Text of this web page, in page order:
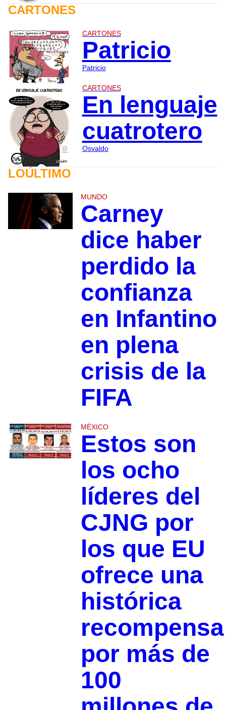
CARTONES
CARTONES
Patricio
Patricio
CARTONES
En lenguaje
cuatrotero
Osvaldo
LOÚLTIMO
MUNDO
Carney
dice haber
perdido la
confianza
en Infantino
en plena
crisis de la
FIFA
MÉXICO
Estos son
los ocho
líderes del
CJNG por
los que EU
ofrece una
histórica
recompensa
por más de
100